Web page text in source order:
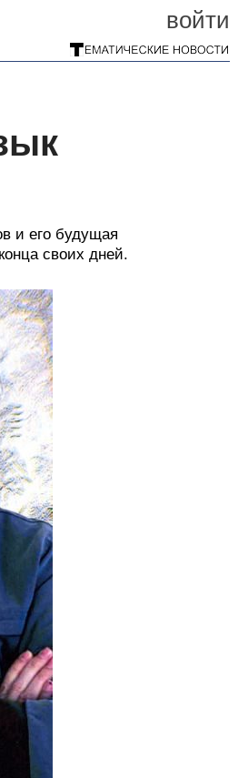
войти
и его будущая
своих дней.